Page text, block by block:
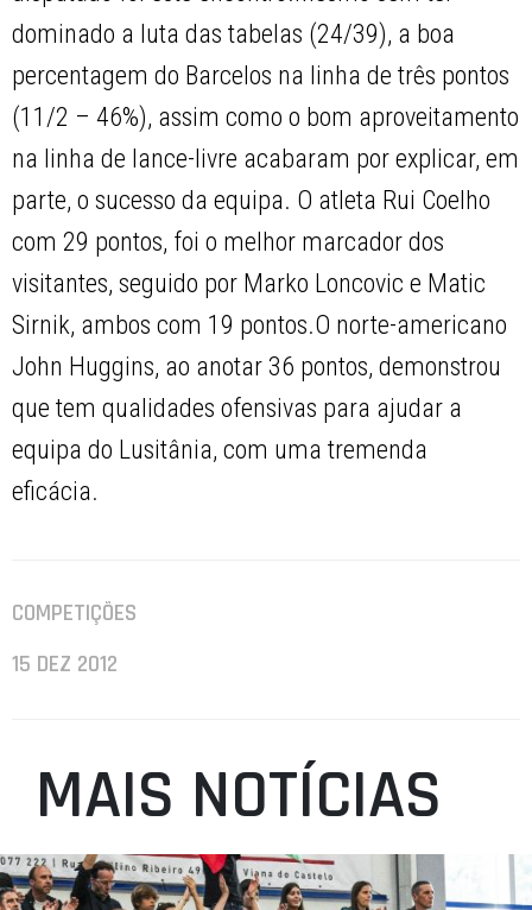
dominado a luta das tabelas (24/39), a boa
percentagem do Barcelos na linha de três pontos
(11/2 – 46%), assim como o bom aproveitamento
na linha de lance-livre acabaram por explicar, em
parte, o sucesso da equipa. O atleta Rui Coelho
com 29 pontos, foi o melhor marcador dos
visitantes, seguido por Marko Loncovic e Matic
Sirnik, ambos com 19 pontos.O norte-americano
John Huggins, ao anotar 36 pontos, demonstrou
que tem qualidades ofensivas para ajudar a
equipa do Lusitânia, com uma tremenda
eficácia.
COMPETIÇÕES
15 DEZ 2012
MAIS NOTÍCIAS